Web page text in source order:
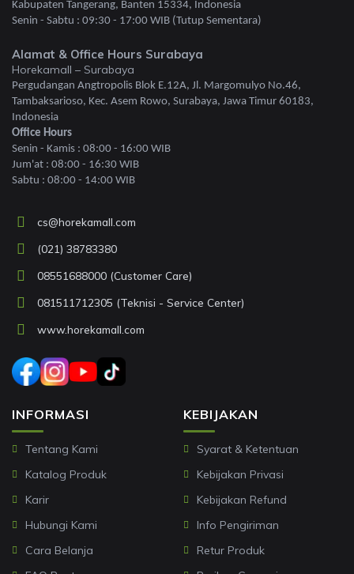
Kabupaten Tangerang, Banten 15334, Indonesia
Senin - Sabtu : 09:30 - 17:00 WIB (Tutup Sementara)
Alamat & Office Hours Surabaya
Horekamall – Surabaya
Pergudangan Angtropolis Blok E.12A, Jl. Margomulyo No.46,
Tambaksarioso, Kec. Asem Rowo, Surabaya, Jawa Timur 60183,
Indonesia
Office Hours
Senin - Kamis : 08:00 - 16:00 WIB
Jum'at : 08:00 - 16:30 WIB
Sabtu : 08:00 - 14:00 WIB
INFORMASI
Tentang Kami
Katalog Produk
Karir
Hubungi Kami
Cara Belanja
KEBIJAKAN
Syarat & Ketentuan
Kebijakan Privasi
Kebijakan Refund
Info Pengiriman
Retur Produk
cs@horekamall.com
(021) 38783380
08551688000 (Customer Care)
081511712305 (Teknisi - Service Center)
www.horekamall.com